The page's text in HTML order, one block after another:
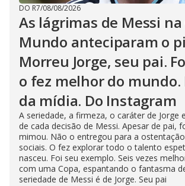
DO R7/08/08/2026
As lágrimas de Messi na
Mundo anteciparam o
Morreu Jorge, seu pai.
o fez melhor do mundo.
da mídia. Do Instagram
A seriedade, a firmeza, o caráter de Jorge
de cada decisão de Messi. Apesar de pai,
mimou. Não o entregou para a
sociais. O fez explorar todo o talento
nasceu. Foi seu exemplo. Seis vezes
com uma Copa, espantando o fantasma
seriedade de Messi é de Jorge. Seu pai